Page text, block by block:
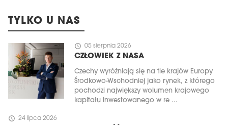
TYLKO U NAS
schedule 05 sierpnia 2026
CZŁOWIEK Z NASA
Czechy wyróżniają się na tle krajów Europy
Środkowo-Wschodniej jako rynek, z którego
pochodzi największy wolumen krajowego
kapitału inwestowanego w re ...
schedule 24 lipca 2026